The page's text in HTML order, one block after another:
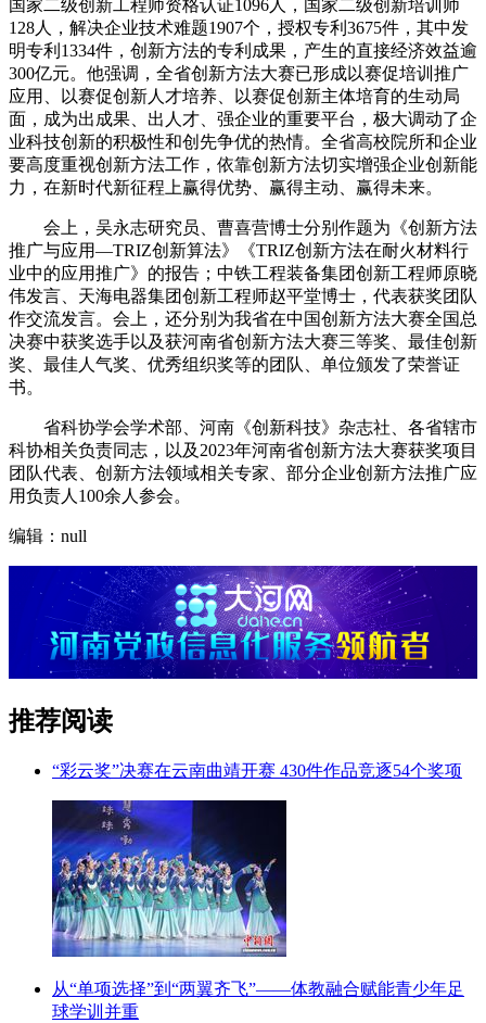
国家二级创新工程师资格认证1096人，国家二级创新培训师
128人，解决企业技术难题1907个，授权专利3675件，其中发
明专利1334件，创新方法的专利成果，产生的直接经济效益逾
300亿元。他强调，全省创新方法大赛已形成以赛促培训推广
应用、以赛促创新人才培养、以赛促创新主体培育的生动局
面，成为出成果、出人才、强企业的重要平台，极大调动了企
业科技创新的积极性和创先争优的热情。全省高校院所和企业
要高度重视创新方法工作，依靠创新方法切实增强企业创新能
力，在新时代新征程上赢得优势、赢得主动、赢得未来。
会上，吴永志研究员、曹喜营博士分别作题为《创新方法
推广与应用—TRIZ创新算法》《TRIZ创新方法在耐火材料行
业中的应用推广》的报告；中铁工程装备集团创新工程师原晓
伟发言、天海电器集团创新工程师赵平堂博士，代表获奖团队
作交流发言。会上，还分别为我省在中国创新方法大赛全国总
决赛中获奖选手以及获河南省创新方法大赛三等奖、最佳创新
奖、最佳人气奖、优秀组织奖等的团队、单位颁发了荣誉证
书。
省科协学会学术部、河南《创新科技》杂志社、各省辖市
科协相关负责同志，以及2023年河南省创新方法大赛获奖项目
团队代表、创新方法领域相关专家、部分企业创新方法推广应
用负责人100余人参会。
编辑：null
推荐阅读
“彩云奖”决赛在云南曲靖开赛 430件作品竞逐54个奖项
从“单项选择”到“两翼齐飞”——体教融合赋能青少年足
球学训并重